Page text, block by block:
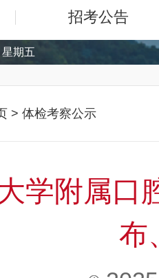
招考公告
期五
> 体检考察公示
学附属口
布